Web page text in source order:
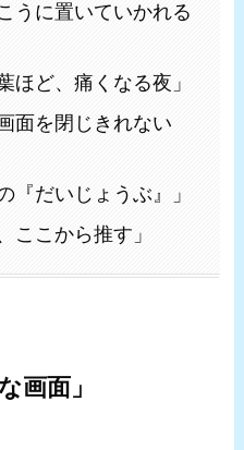
うに置いていかれる
ほど、痛くなる夜」
面を閉じきれない
『だいじょうぶ』」
ここから推す」
画面」